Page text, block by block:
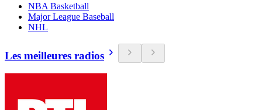
NBA Basketball
Major League Baseball
NHL
Les meilleures radios